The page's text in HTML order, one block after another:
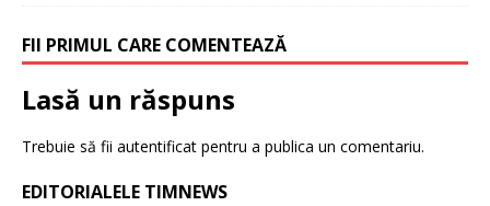
FII PRIMUL CARE COMENTEAZĂ
Lasă un răspuns
Trebuie să fii autentificat pentru a publica un comentariu.
EDITORIALELE TIMNEWS